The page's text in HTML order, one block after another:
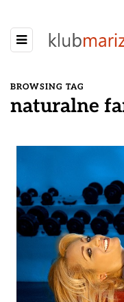
BROWSING TAG
naturalne